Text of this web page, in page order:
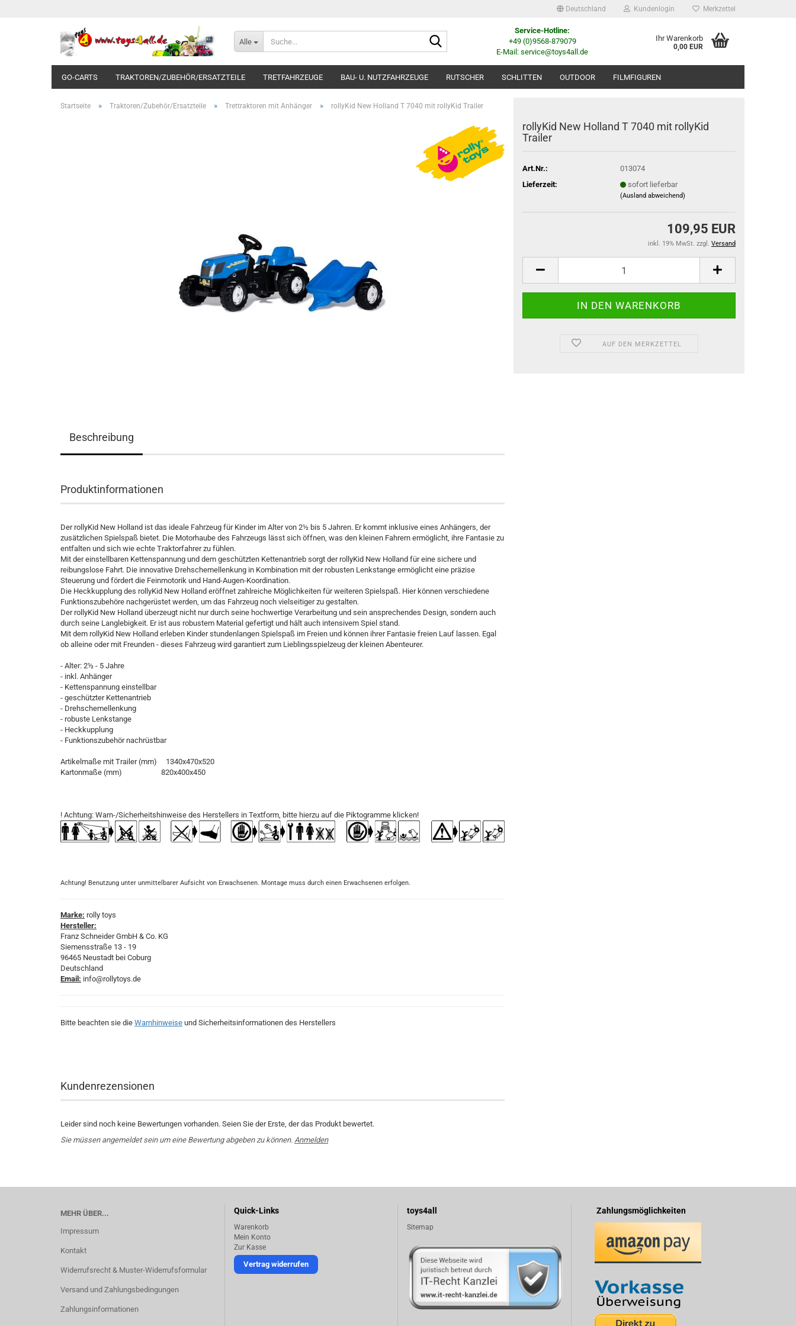
Deutschland Kundenlogin Merkzettel
Alle
Service-Hotline:
+49 (0)9568-879079
E-Mail: service@toys4all.de
Ihr Warenkorb
0,00 EUR
GO-CARTS TRAKTOREN/ZUBEHÖR/ERSATZTEILE TRETFAHRZEUGE BAU- U. NUTZFAHRZEUGE RUTSCHER SCHLITTEN OUTDOOR FILMFIGUREN
Startseite » Traktoren/Zubehör/Ersatzteile » Trettraktoren mit Anhänger » rollyKid New Holland T 7040 mit rollyKid Trailer
rollyKid New Holland T 7040 mit rollyKid
Trailer
Art.Nr.:
013074
Lieferzeit:
sofort lieferbar
(Ausland abweichend)
109,95 EUR
inkl. 19% MwSt. zzgl. Versand
AUF DEN MERKZETTEL
Beschreibung
Produktinformationen
Der rollyKid New Holland ist das ideale Fahrzeug für Kinder im Alter von 2½ bis 5 Jahren. Er kommt inklusive eines Anhängers, der
zusätzlichen Spielspaß bietet. Die Motorhaube des Fahrzeugs lässt sich öffnen, was den kleinen Fahrern ermöglicht, ihre Fantasie zu
entfalten und sich wie echte Traktorfahrer zu fühlen.
Mit der einstellbaren Kettenspannung und dem geschützten Kettenantrieb sorgt der rollyKid New Holland für eine sichere und
reibungslose Fahrt. Die innovative Drehschemellenkung in Kombination mit der robusten Lenkstange ermöglicht eine präzise
Steuerung und fördert die Feinmotorik und Hand-Augen-Koordination.
Die Heckkupplung des rollyKid New Holland eröffnet zahlreiche Möglichkeiten für weiteren Spielspaß. Hier können verschiedene
Funktionszubehöre nachgerüstet werden, um das Fahrzeug noch vielseitiger zu gestalten.
Der rollyKid New Holland überzeugt nicht nur durch seine hochwertige Verarbeitung und sein ansprechendes Design, sondern auch
durch seine Langlebigkeit. Er ist aus robustem Material gefertigt und hält auch intensivem Spiel stand.
Mit dem rollyKid New Holland erleben Kinder stundenlangen Spielspaß im Freien und können ihrer Fantasie freien Lauf lassen. Egal
ob alleine oder mit Freunden - dieses Fahrzeug wird garantiert zum Lieblingsspielzeug der kleinen Abenteurer.
- Alter: 2½ - 5 Jahre
- inkl. Anhänger
- Kettenspannung einstellbar
- geschützter Kettenantrieb
- Drehschemellenkung
- robuste Lenkstange
- Heckkupplung
- Funktionszubehör nachrüstbar
Artikelmaße mit Trailer (mm) 1340x470x520
Kartonmaße (mm) 820x400x450
! Achtung: Warn-/Sicherheitshinweise des Herstellers in Textform, bitte hierzu auf die Piktogramme klicken!
Achtung! Benutzung unter unmittelbarer Aufsicht von Erwachsenen. Montage muss durch einen Erwachsenen erfolgen.
Marke: rolly toys
Hersteller:
Franz Schneider GmbH & Co. KG
Siemensstraße 13 - 19
96465 Neustadt bei Coburg
Deutschland
Email: info@rollytoys.de
Bitte beachten sie die Warnhinweise und Sicherheitsinformationen des Herstellers
Kundenrezensionen
Leider sind noch keine Bewertungen vorhanden. Seien Sie der Erste, der das Produkt bewertet.
Sie müssen angemeldet sein um eine Bewertung abgeben zu können. Anmelden
MEHR ÜBER...
Impressum
Kontakt
Widerrufsrecht & Muster-Widerrufsformular
Versand und Zahlungsbedingungen
Zahlungsinformationen
Quick-Links
Warenkorb
Mein Konto
Zur Kasse
Vertrag widerrufen
toys4all
Sitemap
Zahlungsmöglichkeiten